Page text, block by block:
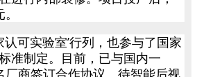
认可实验室’行列，也参与了国家
准制定。目前，已与国内一
厂商签订合作协议，待智能后视